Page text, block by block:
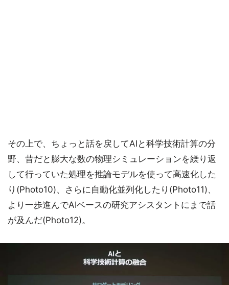
その上で、ちょっと話を戻してAIと科学技術計算の分
野、昔だと膨大な数の物理シミュレーションを繰り返
して行っていた処理を推論モデルを使って高速化した
り(Photo10)、さらに自動化並列化したり(Photo11)、
より一歩進んでAIベースの研究アシスタントにまで話
が及んだ(Photo12)。